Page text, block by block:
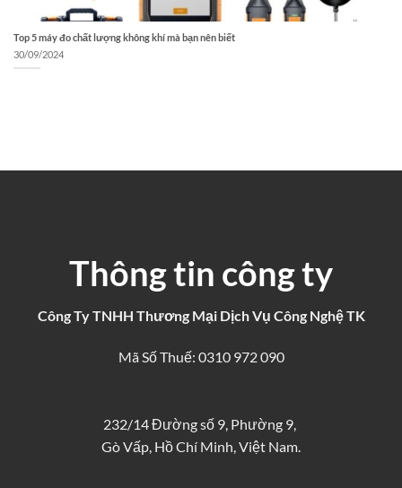
Top 5 máy đo chất lượng không khí mà bạn nên biết
30/09/2024
Thông tin công ty
Công Ty TNHH Thương Mại Dịch Vụ Công Nghệ TK
Mã Số Thuế: 0310 972 090
232/14 Đường số 9, Phường 9,
Gò Vấp, Hồ Chí Minh, Việt Nam.